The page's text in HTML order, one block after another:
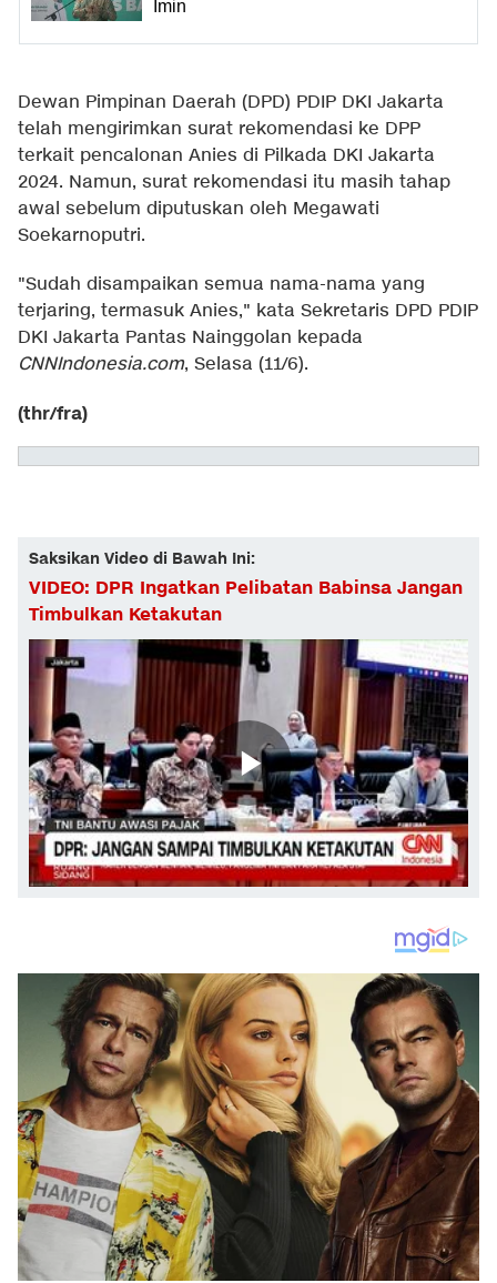
Imin
Dewan Pimpinan Daerah (DPD) PDIP DKI Jakarta
telah mengirimkan surat rekomendasi ke DPP
terkait pencalonan Anies di Pilkada DKI Jakarta
2024. Namun, surat rekomendasi itu masih tahap
awal sebelum diputuskan oleh Megawati
Soekarnoputri.
"Sudah disampaikan semua nama-nama yang
terjaring, termasuk Anies," kata Sekretaris DPD PDIP
DKI Jakarta Pantas Nainggolan kepada
CNNIndonesia.com, Selasa (11/6).
(thr/fra)
Saksikan Video di Bawah Ini:
VIDEO: DPR Ingatkan Pelibatan Babinsa Jangan
Timbulkan Ketakutan